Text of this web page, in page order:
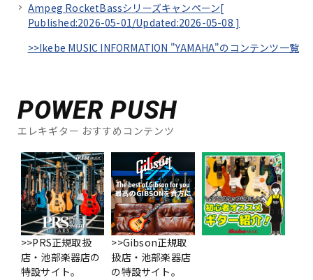
Ampeg RocketBassシリーズキャンペーン[
Published:2026-05-01/Updated:2026-05-08 ]
>>Ikebe MUSIC INFORMATION "YAMAHA"のコンテンツ一覧
POWER PUSH
エレキギター おすすめコンテンツ
>>PRS正規取扱
店・池部楽器店の
特設サイト。
>>Gibson正規取
扱店・池部楽器店
の特設サイト。